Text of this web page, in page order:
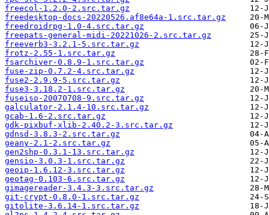
freecol-1.2.0-2.src.tar.gz
freedesktop-docs-20220526.af8e64a-1.src.tar.gz
freedroidrpg-1.0-4.src.tar.gz
freepats-general-midi-20221026-2.src.tar.gz
freeverb3-3.2.1-5.src.tar.gz
frotz-2.55-1.src.tar.gz
fsarchiver-0.8.9-1.src.tar.gz
fuse-zip-0.7.2-4.src.tar.gz
fuse2-2.9.9-5.src.tar.gz
fuse3-3.18.2-1.src.tar.gz
fuseiso-20070708-9.src.tar.gz
galculator-2.1.4-10.src.tar.gz
gcab-1.6-2.src.tar.gz
gdk-pixbuf-xlib-2.40.2-3.src.tar.gz
gdnsd-3.8.3-2.src.tar.gz
geany-2.1-2.src.tar.gz
gen2shp-0.3.1-13.src.tar.gz
gensio-3.0.3-1.src.tar.gz
geoip-1.6.12-3.src.tar.gz
geotag-0.103-6.src.tar.gz
gimagereader-3.4.3-3.src.tar.gz
git-crypt-0.8.0-1.src.tar.gz
gitolite-3.6.14-1.src.tar.gz